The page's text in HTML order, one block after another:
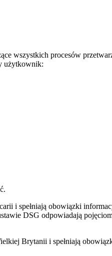
wszystkich procesów
użytkownik:
i spełniają obowiązki
DSG odpowiadają
Brytanii i spełniają